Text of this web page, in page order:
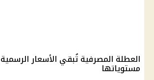
العطلة المصرفية تُبقي الأسعار
مستوياتها